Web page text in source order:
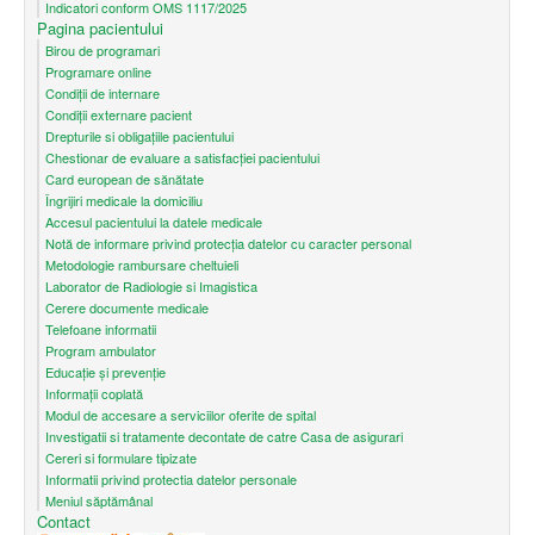
Indicatori conform OMS 1117/2025
Pagina pacientului
Birou de programari
Programare online
Condiţii de internare
Condiții externare pacient
Drepturile si obligațiile pacientului
Chestionar de evaluare a satisfacției pacientului
Card european de sănătate
Îngrijiri medicale la domiciliu
Accesul pacientului la datele medicale
Notă de informare privind protecţia datelor cu caracter personal
Metodologie rambursare cheltuieli
Laborator de Radiologie si Imagistica
Cerere documente medicale
Telefoane informatii
Program ambulator
Educație și prevenție
Informații coplată
Modul de accesare a serviciilor oferite de spital
Investigatii si tratamente decontate de catre Casa de asigurari
Cereri si formulare tipizate
Informatii privind protectia datelor personale
Meniul săptămânal
Contact